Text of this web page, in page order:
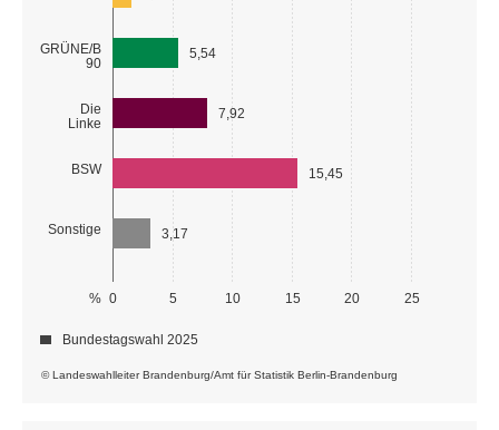
GRÜNE/B
90
Die
Linke
BSW
Sonstige
0 5 10 15 20 25
%
5,54
7,92
15,45
3,17
© Landeswahlleiter Brandenburg/Amt für Statistik Berlin-Brandenburg
Bundestagswahl 2025